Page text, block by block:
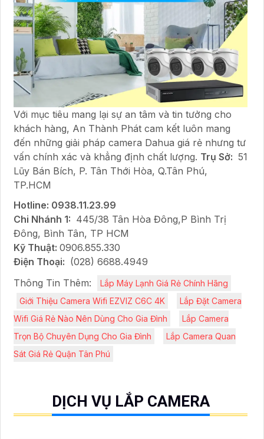
Với mục tiêu mang lại sự an tâm và tin tưởng cho
khách hàng, An Thành Phát cam kết luôn mang
đến những giải pháp camera Dahua giá rẻ nhưng tư
vấn chính xác và khẳng định chất lượng. Trụ Sở: 51
Lũy Bán Bích, P. Tân Thới Hòa, Q.Tân Phú,
TP.HCM
Hotline: 0938.11.23.99
Chi Nhánh 1: 445/38 Tân Hòa Đông,P Bình Trị
Đông, Bình Tân, TP HCM
Kỹ Thuật: 0906.855.330
Điện Thoại: (028) 6688.4949
Thông Tin Thêm:
Lắp Máy Lạnh Giá Rẻ Chính Hãng
Giới Thiệu Camera Wifi EZVIZ C6C 4K
Lắp Đặt Camera
Wifi Giá Rẻ Nào Nên Dùng Cho Gia Đình
Lắp Camera
Trọn Bộ Chuyên Dụng Cho Gia Đình
Lắp Camera Quan
Sát Giá Rẻ Quận Tân Phú
DỊCH VỤ LẮP CAMERA